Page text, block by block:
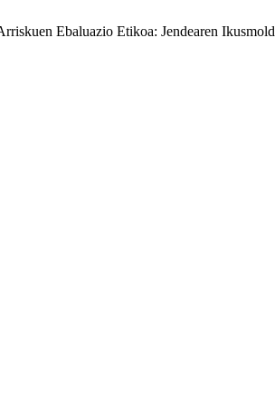
Ebaluazio Etikoa: Jendearen